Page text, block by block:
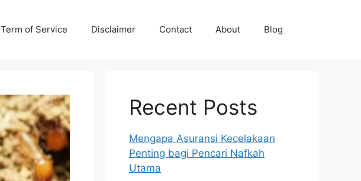
Term of Service Disclaimer Contact About Blog
Recent Posts
Mengapa Asuransi Kecelakaan
Penting bagi Pencari Nafkah
Utama